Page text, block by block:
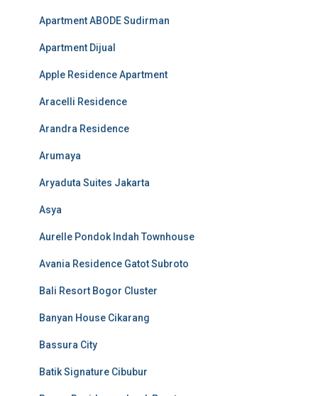
Apartment ABODE Sudirman
Apartment Dijual
Apple Residence Apartment
Aracelli Residence
Arandra Residence
Arumaya
Aryaduta Suites Jakarta
Asya
Aurelle Pondok Indah Townhouse
Avania Residence Gatot Subroto
Bali Resort Bogor Cluster
Banyan House Cikarang
Bassura City
Batik Signature Cibubur